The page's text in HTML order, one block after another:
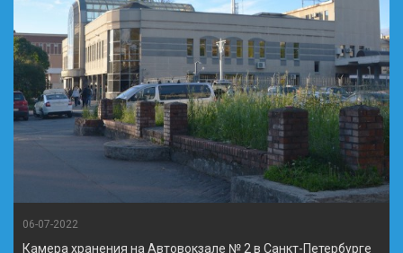
06-07-2022
Камера хранения на Автовокзале № 2 в Санкт-Петербурге